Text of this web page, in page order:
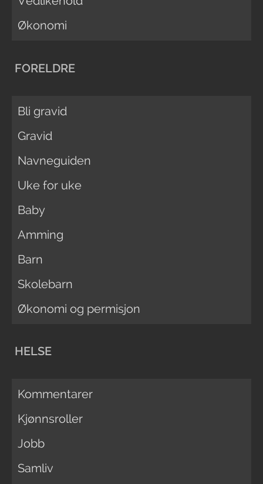
Økonomi
FORELDRE
Bli gravid
Gravid
Navneguiden
Uke for uke
Baby
Amming
Barn
Skolebarn
Økonomi og permisjon
HELSE
Kommentarer
Kjønnsroller
Jobb
Samliv